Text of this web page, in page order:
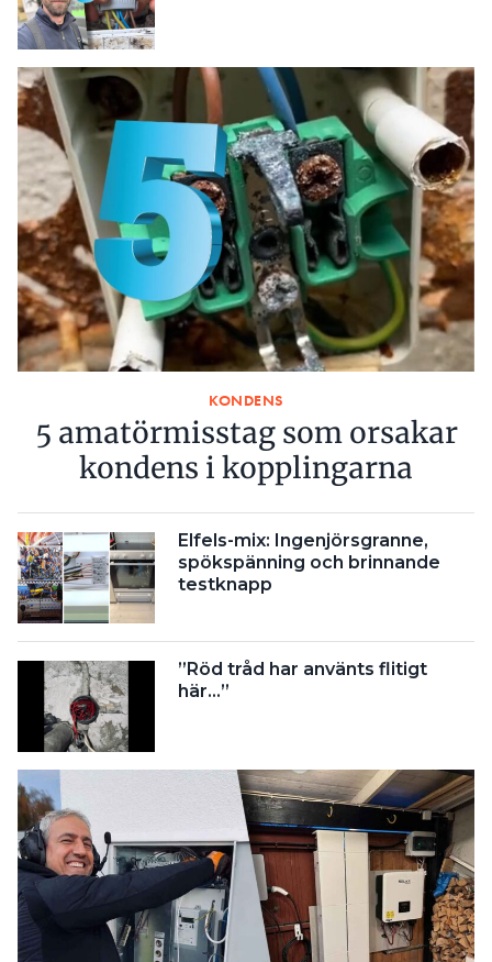
KONDENS
5 amatörmisstag som orsakar
kondens i kopplingarna
Elfels-mix: Ingenjörsgranne,
spökspänning och brinnande
testknapp
”Röd tråd har använts flitigt
här…”